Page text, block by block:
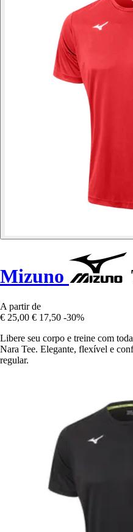
Mizuno
A partir de
€ 25,00 € 17,50 -30%
Libere seu corpo e treine com
Nara Tee. Elegante, flexível e
regular.